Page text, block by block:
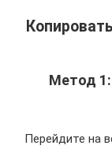
Метод
Перейдите на